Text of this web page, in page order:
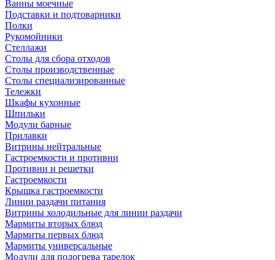
Ванны моечные
Подставки и подтоварники
Полки
Рукомойники
Стеллажи
Столы для сбора отходов
Столы производственные
Столы специализированные
Тележки
Шкафы кухонные
Шпильки
Модули барные
Прилавки
Витрины нейтральные
Гастроемкости и противни
Противни и решетки
Гастроемкости
Крышка гастроемкости
Линии раздачи питания
Витрины холодильные для линии раздачи
Мармиты вторых блюд
Мармиты первых блюд
Мармиты универсальные
Модули для подогрева тарелок